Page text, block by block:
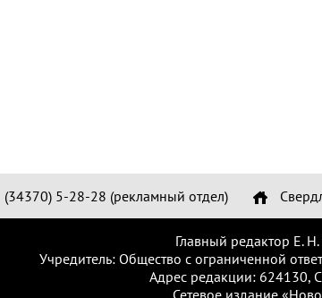
(34370) 5-28-28 (рекламный отдел)
Главный редактор Е.
Учредитель: Общество с ограниченной
Адрес редакции: 624130,